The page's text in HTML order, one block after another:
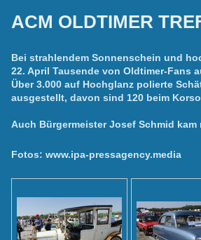
ACM OLDTIMER
Bei strahlendem Sonnenschein und
22. April Tausende von Oldtimer-Fans
Über 3.000 auf Hochglanz polierte
ausgestellt, davon sind 120 beim
Auch Bürgermeister Josef Schmid
Fotos: www.ipa-pressagency.media